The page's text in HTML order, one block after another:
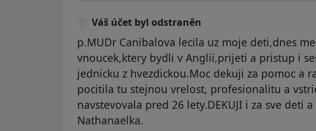
Váš účet byl odstraněn
p.MUDr Canibalova lecila uz moje deti,dnes
vnoucek,ktery bydli v Anglii,prijeti a pristup i
jednicku z hvezdickou.Moc dekuji za pomoc a
pocitila tu stejnou vrelost, profesionalitu a
navstevovala pred 26 lety.DEKUJI i za sve deti
Nathanaelka.